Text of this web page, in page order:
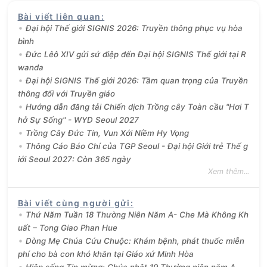
Bài viết liên quan :
Đại hội Thế giới SIGNIS 2026: Truyền thông phục vụ hòa
bình
Đức Lêô XIV gửi sứ điệp đến Đại hội SIGNIS Thế giới tại R
wanda
Đại hội SIGNIS Thế giới 2026: Tầm quan trọng của Truyền
thông đối với Truyền giáo
Hướng dẫn đăng tải Chiến dịch Trồng cây Toàn cầu "Hơi T
hở Sự Sống" - WYD Seoul 2027
Trồng Cây Đức Tin, Vun Xới Niềm Hy Vọng
Thông Cáo Báo Chí của TGP Seoul - Đại hội Giới trẻ Thế g
iới Seoul 2027: Còn 365 ngày
Xem thêm...
Bài viết cùng người gửi :
Thứ Năm Tuần 18 Thường Niên Năm A- Che Mà Không Kh
uất – Tong Giao Phan Hue
Dòng Mẹ Chúa Cứu Chuộc: Khám bệnh, phát thuốc miễn
phí cho bà con khó khăn tại Giáo xứ Minh Hòa